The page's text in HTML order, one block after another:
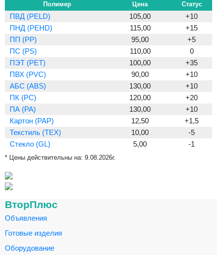
Полимер Цена Статус
ПВД (PELD) 105,00
+10
ПНД (PEHD)
115,00
+15
ПП (PP)
95,00
+5
ПС (PS)
110,00
0
ПЭТ (PET)
100,00
+35
ПВХ (PVC)
90,00
+10
АБС (ABS)
130,00
+10
ПК (PC)
120,00
+20
ПА (PA)
130,00
+10
Картон (PAP)
12,50
+1,5
Текстиль (TEX)
10,00
-5
Стекло (GL)
5,00 -1
* Цены действительны на: 9.08.2026г.
ВторПлюс
Объявления
Готовые изделия
Оборудование